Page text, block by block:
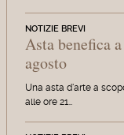
NOTIZIE BREVI
Asta benefica
agosto
Una asta d'arte a
alle ore 21…